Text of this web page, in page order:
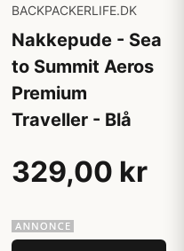
BACKPACKERLIFE.DK
Nakkepude - Sea
to Summit Aeros
Premium
Traveller - Blå
329,00 kr